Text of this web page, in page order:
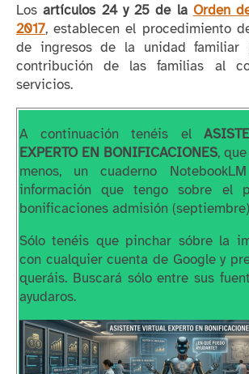
Losartículos 24 y 25 de la Orden
2017, establecen el procedimiento
de ingresos de la unidad
contribución de las familias al
servicios.
A continuación tenéis el
EXPERTO EN BONIFICACIONES,
menos, un cuaderno
información que tengo sobre el
bonificaciones admisión (septiembre)
Sólo tenéis que pinchar sóbre la
con cualquier cuenta de Google y
queráis. Buscará sólo entre sus
ayudaros.